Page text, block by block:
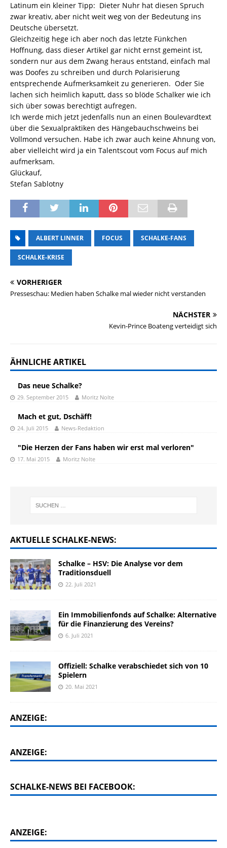
Latinum ein kleiner Tipp: Dieter Nuhr hat diesen Spruch
zwar kreativ, aber nicht weit weg von der Bedeutung ins
Deutsche übersetzt.
Gleichzeitig hege ich aber noch das letzte Fünkchen
Hoffnung, dass dieser Artikel gar nicht ernst gemeint ist,
sondern nur aus dem Zwang heraus entstand, einfach mal
was Doofes zu schreiben und durch Polarisierung
entsprechende Aufmerksamkeit zu generieren. Oder Sie
lachen sich heimlich kaputt, dass so blöde Schalker wie ich
sich über sowas berechtigt aufregen.
Ich werde mich jetzt jedenfalls nun an einen Boulevardtext
über die Sexualpraktiken des Hängebauchschweins bei
Vollmond versuchen. Habe ich zwar auch keine Ahnung von,
aber vielleicht wird ja ein Talentscout vom Focus auf mich
aufmerksam.
Glückauf,
Stefan Sablotny
ALBERT LINNER FOCUS SCHALKE-FANS
SCHALKE-KRISE
VORHERIGER
Presseschau: Medien haben Schalke mal wieder nicht verstanden
NÄCHSTER
Kevin-Prince Boateng verteidigt sich
ÄHNLICHE ARTIKEL
Das neue Schalke?
29. September 2015 Moritz Nolte
Mach et gut, Dschäff!
24. Juli 2015 News-Redaktion
"Die Herzen der Fans haben wir erst mal verloren"
17. Mai 2015 Moritz Nolte
AKTUELLE SCHALKE-NEWS:
Schalke – HSV: Die Analyse vor dem
Traditionsduell
22. Juli 2021
Ein Immobilienfonds auf Schalke: Alternative
für die Finanzierung des Vereins?
6. Juli 2021
Offiziell: Schalke verabschiedet sich von 10
Spielern
20. Mai 2021
ANZEIGE:
ANZEIGE:
SCHALKE-NEWS BEI FACEBOOK:
ANZEIGE: